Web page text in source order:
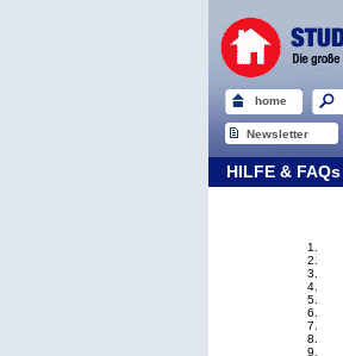
home
Newsletter
HILFE & FAQs